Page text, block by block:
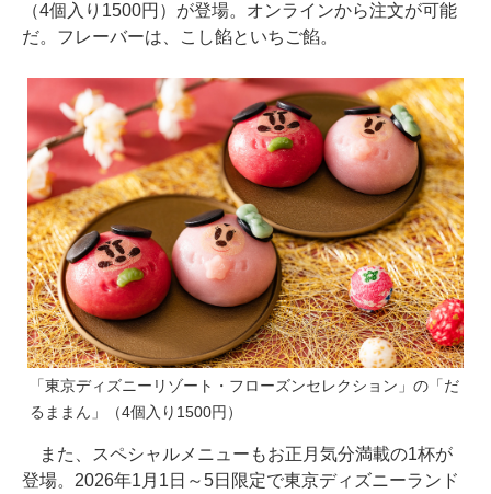
（4個入り1500円）が登場。オンラインから注文が可能
だ。フレーバーは、こし餡といちご餡。
「東京ディズニーリゾート・フローズンセレクション」の「だ
るままん」（4個入り1500円）
また、スペシャルメニューもお正月気分満載の1杯が
登場。2026年1月1日～5日限定で東京ディズニーランド